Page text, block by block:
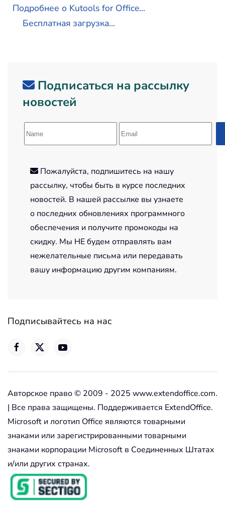
Подробнее о Kutools for Office...
Бесплатная загрузка...
Подписаться на рассылку
новостей
Пожалуйста, подпишитесь на нашу
рассылку, чтобы быть в курсе последних
новостей. В нашей рассылке вы узнаете
о последних обновлениях программного
обеспечения и получите промокоды на
скидку. Мы НЕ будем отправлять вам
нежелательные письма или передавать
вашу информацию другим компаниям.
Подписывайтесь на нас
Авторское право © 2009 - 2025 www.extendoffice.com.
| Все права защищены. Поддерживается ExtendOffice.
Microsoft и логотип Office являются товарными
знаками или зарегистрированными товарными
знаками корпорации Microsoft в Соединенных Штатах
и/или других странах.